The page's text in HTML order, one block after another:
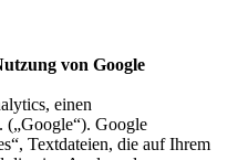
von Google
einen
(„Google“). Google
Textdateien, die auf Ihrem